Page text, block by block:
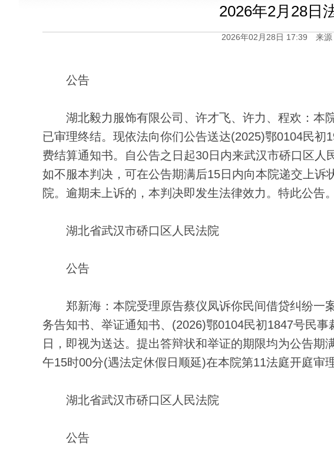
2026年2月28日
2026年02月28日 17:39 来源
公告
湖北毅力服饰有限公司、许才飞、许力、程欢：本
已审理终结。现依法向你们公告送达(2025)鄂0104民
费结算通知书。自公告之日起30日内来武汉市硚口区人
如不服本判决，可在公告期满后15日内向本院递交上诉
院。逾期未上诉的，本判决即发生法律效力。特此公告。
湖北省武汉市硚口区人民法院
公告
郑新海：本院受理原告蔡仪凤诉你民间借贷纠纷一
务告知书、举证通知书、(2026)鄂0104民初1847号民
日，即视为送达。提出答辩状和举证的期限均为公告期
午15时00分(遇法定休假日顺延)在本院第11法庭开庭审
湖北省武汉市硚口区人民法院
公告